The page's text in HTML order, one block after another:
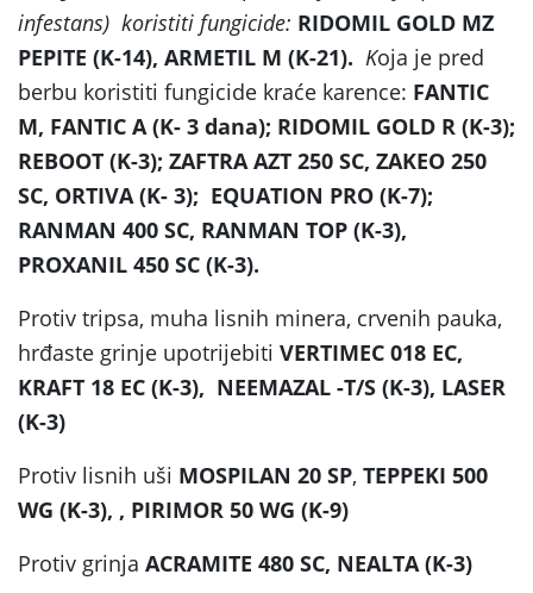
infestans) koristiti fungicide: RIDOMIL GOLD MZ
PEPITE (K-14), ARMETIL M (K-21). Koja je pred
berbu koristiti fungicide kraće karence: FANTIC
M, FANTIC A (K- 3 dana); RIDOMIL GOLD R (K-3);
REBOOT (K-3); ZAFTRA AZT 250 SC, ZAKEO 250
SC, ORTIVA (K- 3); EQUATION PRO (K-7);
RANMAN 400 SC, RANMAN TOP (K-3),
PROXANIL 450 SC (K-3).
Protiv tripsa, muha lisnih minera, crvenih pauka,
hrđaste grinje upotrijebiti VERTIMEC 018 EC,
KRAFT 18 EC (K-3), NEEMAZAL -T/S (K-3), LASER
(K-3)
Protiv lisnih uši MOSPILAN 20 SP, TEPPEKI 500
WG (K-3), , PIRIMOR 50 WG (K-9)
Protiv grinja ACRAMITE 480 SC, NEALTA (K-3)